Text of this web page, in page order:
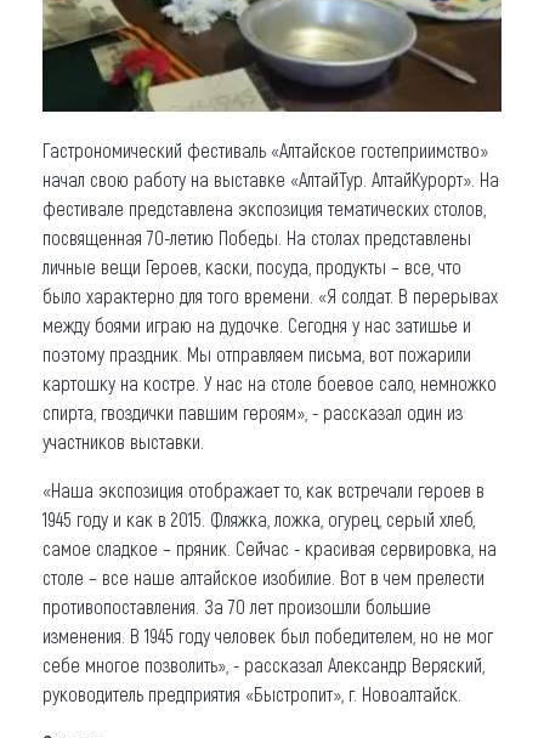
Другие рубрики
Гастрономический фестиваль «Алтайское гостеприимство»
начал свою работу на выставке «АлтайТур. АлтайКурорт». На
фестивале представлена экспозиция тематических столов,
посвященная 70-летию Победы. На столах представлены
личные вещи Героев, каски, посуда, продукты – все, что
было характерно для того времени. «Я солдат. В перерывах
между боями играю на дудочке. Сегодня у нас затишье и
поэтому праздник. Мы отправляем письма, вот пожарили
картошку на костре. У нас на столе боевое сало, немножко
спирта, гвоздички павшим героям», - рассказал один из
участников выставки.
«Наша экспозиция отображает то, как встречали героев в
1945 году и как в 2015. Фляжка, ложка, огурец, серый хлеб,
самое сладкое – пряник. Сейчас - красивая сервировка, на
столе – все наше алтайское изобилие. Вот в чем прелести
противопоставления. За 70 лет произошли большие
изменения. В 1945 году человек был победителем, но не мог
себе многое позволить», - рассказал Александр Веряский,
руководитель предприятия «Быстропит», г. Новоалтайск.